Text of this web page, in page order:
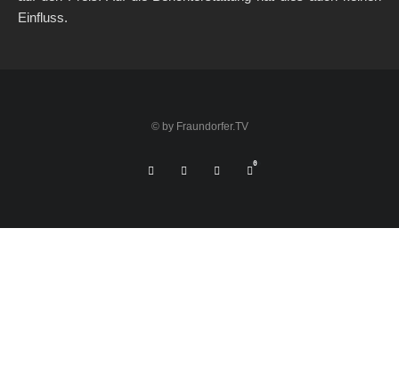
Einfluss.
© by Fraundorfer.TV
0